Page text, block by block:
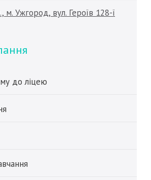
м. Ужгород, вул. Героїв 128-ї
до ліцею